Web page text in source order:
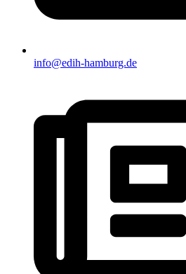
info@edih-hamburg.de